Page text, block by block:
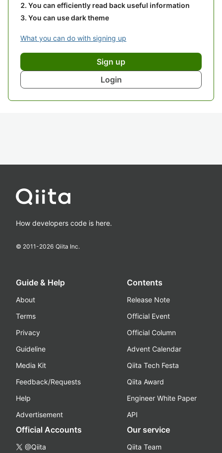
You can efficiently read back useful information
You can use dark theme
What you can do with signing up
Sign up
Login
How developers code is here.
© 2011-2026 Qiita Inc.
Guide & Help
About
Terms
Privacy
Guideline
Media Kit
Feedback/Requests
Help
Advertisement
Contents
Release Note
Official Event
Official Column
Advent Calendar
Qiita Tech Festa
Qiita Award
Engineer White Paper
API
Official Accounts
@Qiita
Our service
Qiita Team